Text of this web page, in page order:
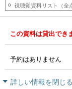
視聴覚資料リスト（全
この資料は貸出でき
予約はありません
詳しい情報を閉じる